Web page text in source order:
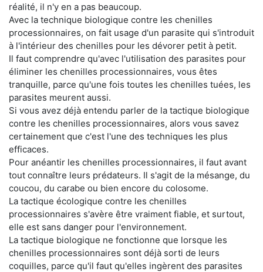
réalité, il n'y en a pas beaucoup.
Avec la technique biologique contre les chenilles
processionnaires, on fait usage d'un parasite qui s'introduit
à l'intérieur des chenilles pour les dévorer petit à petit.
Il faut comprendre qu'avec l'utilisation des parasites pour
éliminer les chenilles processionnaires, vous êtes
tranquille, parce qu'une fois toutes les chenilles tuées, les
parasites meurent aussi.
Si vous avez déjà entendu parler de la tactique biologique
contre les chenilles processionnaires, alors vous savez
certainement que c'est l'une des techniques les plus
efficaces.
Pour anéantir les chenilles processionnaires, il faut avant
tout connaître leurs prédateurs. Il s'agit de la mésange, du
coucou, du carabe ou bien encore du colosome.
La tactique écologique contre les chenilles
processionnaires s'avère être vraiment fiable, et surtout,
elle est sans danger pour l'environnement.
La tactique biologique ne fonctionne que lorsque les
chenilles processionnaires sont déjà sorti de leurs
coquilles, parce qu'il faut qu'elles ingèrent des parasites